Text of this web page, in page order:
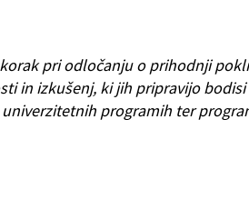
pri odločanju o prihodnji
in izkušenj, ki jih pripravijo bodisi
programih ter